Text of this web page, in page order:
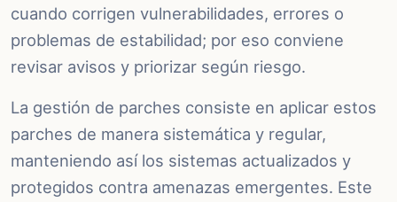
cuando corrigen vulnerabilidades, errores o
problemas de estabilidad; por eso conviene
revisar avisos y priorizar según riesgo.
La gestión de parches consiste en aplicar estos
parches de manera sistemática y regular,
manteniendo así los sistemas actualizados y
protegidos contra amenazas emergentes. Este